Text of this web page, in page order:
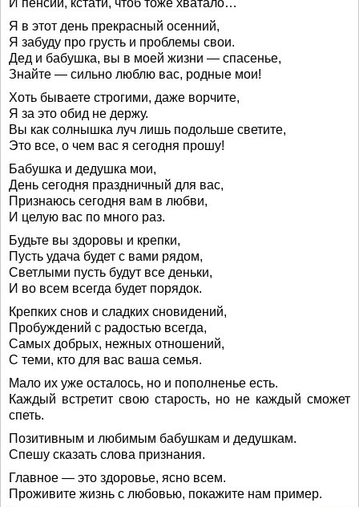
Я в этот день прекрасный осенний,
Я забуду про грусть и проблемы свои.
Дед и бабушка, вы в моей жизни — спасенье,
Знайте — сильно люблю вас, родные мои!
Хоть бываете строгими, даже ворчите,
Я за это обид не держу.
Вы как солнышка луч лишь подольше светите,
Это все, о чем вас я сегодня прошу!
Бабушка и дедушка мои,
День сегодня праздничный для вас,
Признаюсь сегодня вам в любви,
И целую вас по много раз.
Будьте вы здоровы и крепки,
Пусть удача будет с вами рядом,
Светлыми пусть будут все деньки,
И во всем всегда будет порядок.
Крепких снов и сладких сновидений,
Пробуждений с радостью всегда,
Самых добрых, нежных отношений,
С теми, кто для вас ваша семья.
Мало их уже осталось, но и пополненье есть.
Каждый встретит свою старость, но не каждый сможет
спеть.
Позитивным и любимым бабушкам и дедушкам.
Спешу сказать слова признания.
Главное — это здоровье, ясно всем.
Проживите жизнь с любовью, покажите нам пример.